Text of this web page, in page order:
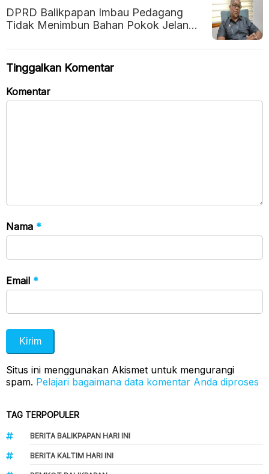
DPRD Balikpapan Imbau Pedagang
Tidak Menimbun Bahan Pokok Jelang
Tinggalkan Komentar
Komentar
Nama *
Email *
Situs ini menggunakan Akismet untuk mengurangi
spam. Pelajari bagaimana data komentar Anda diproses
TAG TERPOPULER
BERITA BALIKPAPAN HARI INI
BERITA KALTIM HARI INI